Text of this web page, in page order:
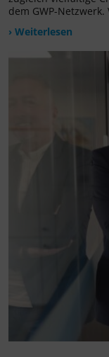
dem GWP-
› Weiterlesen